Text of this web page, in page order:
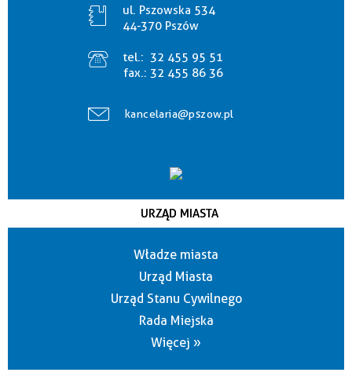
ul. Pszowska 534
44-370 Pszów
tel.: 32 455 95 51
fax.: 32 455 86 36
kancelaria@pszow.pl
URZĄD MIASTA
Władze miasta
Urząd Miasta
Urząd Stanu Cywilnego
Rada Miejska
Więcej »